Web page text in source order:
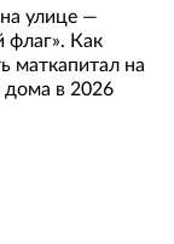
на улице —
флаг». Как
маткапитал на
дома в 2026